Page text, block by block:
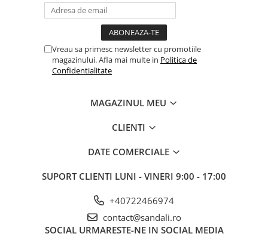
Vreau sa primesc newsletter cu promotiile
magazinului. Afla mai multe in Politica de
Confidentialitate
MAGAZINUL MEU
CLIENTI
DATE COMERCIALE
SUPORT CLIENTI LUNI - VINERI 9:00 - 17:00
+40722466974
contact@sandali.ro
SOCIAL URMARESTE-NE IN SOCIAL MEDIA